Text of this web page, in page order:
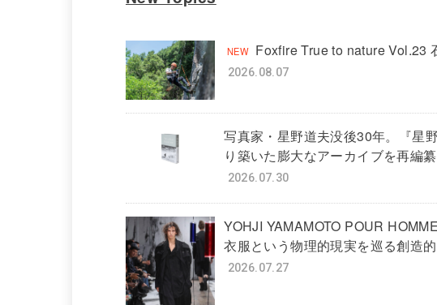
Foxfire True to nature Vol.23
2026.08.07
写真家・星野道夫没後30年。『星
り築いた膨大なアーカイブを再編
2026.07.30
YOHJI YAMAMOTO POUR
衣服という物理的現実を巡る創造
2026.07.27